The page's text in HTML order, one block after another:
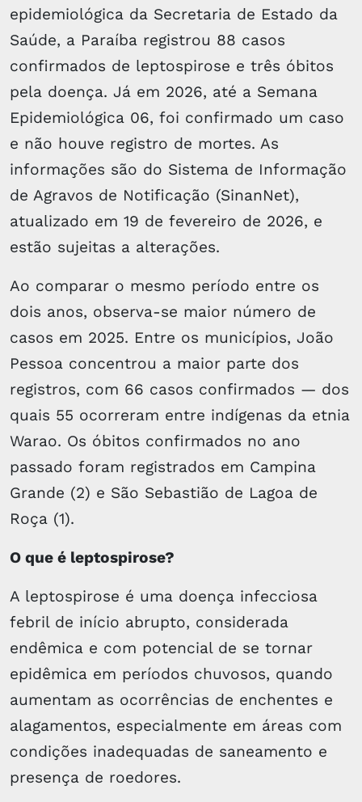
epidemiológica da Secretaria de Estado da
Saúde, a Paraíba registrou 88 casos
confirmados de leptospirose e três óbitos
pela doença. Já em 2026, até a Semana
Epidemiológica 06, foi confirmado um caso
e não houve registro de mortes. As
informações são do Sistema de Informação
de Agravos de Notificação (SinanNet),
atualizado em 19 de fevereiro de 2026, e
estão sujeitas a alterações.
Ao comparar o mesmo período entre os
dois anos, observa-se maior número de
casos em 2025. Entre os municípios, João
Pessoa concentrou a maior parte dos
registros, com 66 casos confirmados — dos
quais 55 ocorreram entre indígenas da etnia
Warao. Os óbitos confirmados no ano
passado foram registrados em Campina
Grande (2) e São Sebastião de Lagoa de
Roça (1).
O que é leptospirose?
A leptospirose é uma doença infecciosa
febril de início abrupto, considerada
endêmica e com potencial de se tornar
epidêmica em períodos chuvosos, quando
aumentam as ocorrências de enchentes e
alagamentos, especialmente em áreas com
condições inadequadas de saneamento e
presença de roedores.